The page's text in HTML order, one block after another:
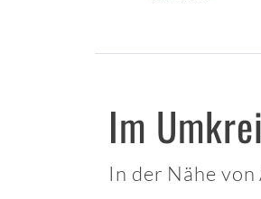
Im
In der Nähe